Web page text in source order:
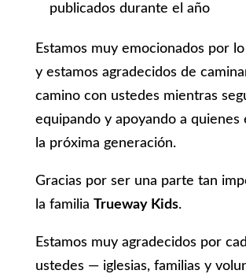
publicados durante el año
Estamos muy emocionados por
y estamos agradecidos de
camino con ustedes mientras
equipando y apoyando a quienes
la próxima generación.
Gracias por ser una parte tan
la familia Trueway Kids.
Estamos muy agradecidos por
ustedes — iglesias, familias y